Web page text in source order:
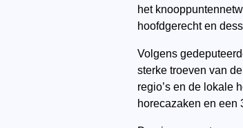
het
hoofdgerecht en
Volgens
sterke troeven van
regio’s en de lokale
horecazaken en een